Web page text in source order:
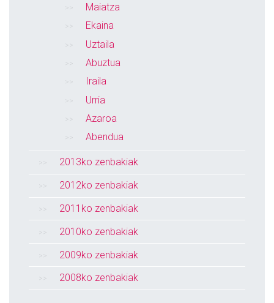
Maiatza
Ekaina
Uztaila
Abuztua
Iraila
Urria
Azaroa
Abendua
2013ko zenbakiak
2012ko zenbakiak
2011ko zenbakiak
2010ko zenbakiak
2009ko zenbakiak
2008ko zenbakiak